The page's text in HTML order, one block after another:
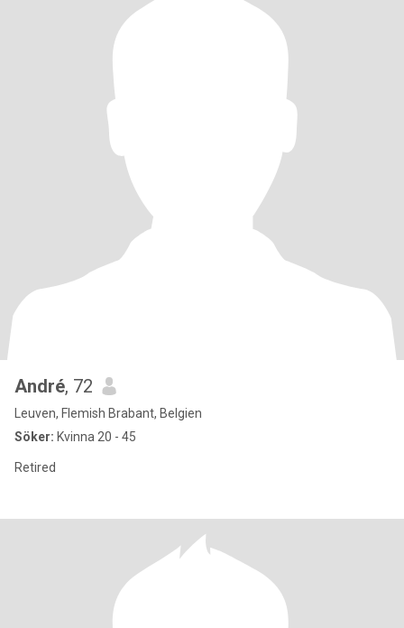
André, 72
Leuven, Flemish Brabant, Belgien
Söker: Kvinna 20 - 45
Retired